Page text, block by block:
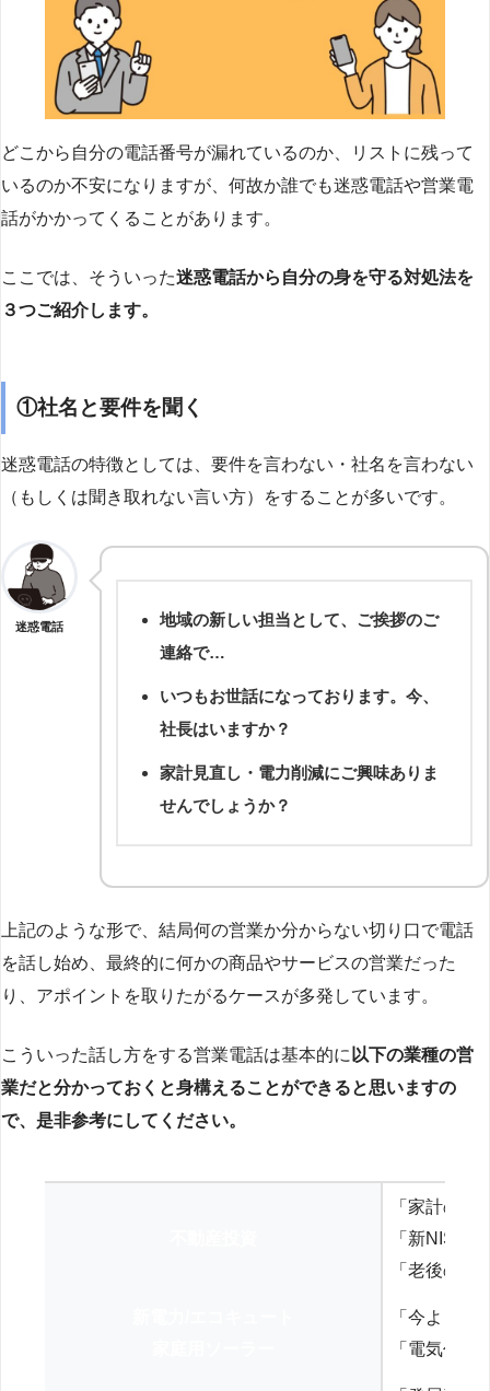
どこから自分の電話番号が漏れているのか、リストに残って
いるのか不安になりますが、何故か誰でも迷惑電話や営業電
話がかかってくることがあります。
ここでは、そういった迷惑電話から自分の身を守る対処法を
３つご紹介します。
①社名と要件を聞く
迷惑電話の特徴としては、要件を言わない・社名を言わない
（もしくは聞き取れない言い方）をすることが多いです。
迷惑電話
地域の新しい担当として、ご挨拶のご
連絡で…
いつもお世話になっております。今、
社長はいますか？
家計見直し・電力削減にご興味ありま
せんでしょうか？
上記のような形で、結局何の営業か分からない切り口で電話
を話し始め、最終的に何かの商品やサービスの営業だった
り、アポイントを取りたがるケースが多発しています。
こういった話し方をする営業電話は基本的に 以下の業種の営
業だと分かっておくと身構えることができると思いますの
で、是非参考にしてください。
「家計の見
「新NISA
「老後の
「今より
「電気代を